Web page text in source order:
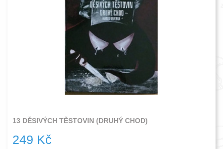
13 DĚSIVÝCH TĚSTOVIN (DRUHÝ CHOD)
249 Kč